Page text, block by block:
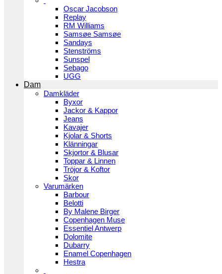
Oscar Jacobson
Replay
RM Williams
Samsøe Samsøe
Sandays
Stenströms
Sunspel
Sebago
UGG
Dam
Damkläder
Byxor
Jackor & Kappor
Jeans
Kavajer
Kjolar & Shorts
Klänningar
Skjortor & Blusar
Toppar & Linnen
Tröjor & Koftor
Skor
Varumärken
Barbour
Belotti
By Malene Birger
Copenhagen Muse
Essentiel Antwerp
Dolomite
Dubarry
Enamel Copenhagen
Hestra